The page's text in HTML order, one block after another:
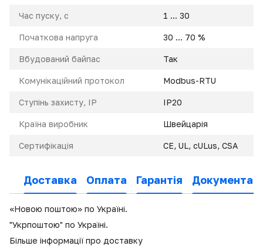
Час пуску, с 1 ... 30
Початкова напруга 30 ... 70 %
Вбудований байпас Так
Комунікаційний протокол Modbus-RTU
Ступінь захисту, IP IP20
Країна виробник Швейцарія
Сертифікація CE, UL, cULus, CSA
Доставка Оплата Гарантія
«Новою поштою» по Україні.
"Укрпоштою" по Україні.
Більше інформації про доставку